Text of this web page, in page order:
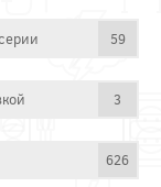
59
3
626